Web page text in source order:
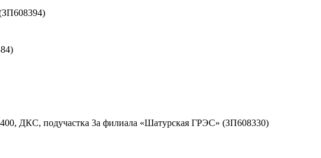
ДКС, подучастка 3а филиала «Шатурская ГРЭС» (ЗП608330)